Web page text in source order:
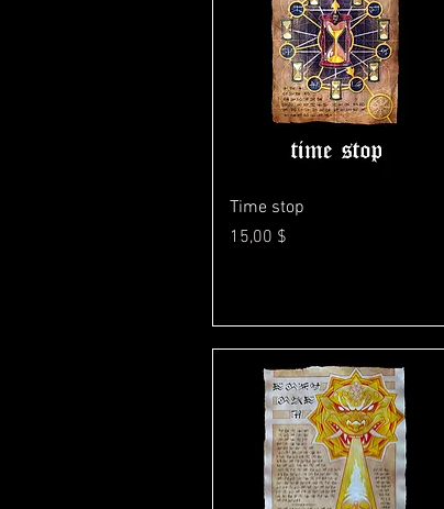
Γρήγορη προβολή
Time stop
Τιμή
15,00 $